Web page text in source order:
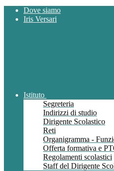
Dove siamo
Iris Versari
Istituto
Segreteria
Indirizzi di studio
Dirigente Scolastico
Reti
Organigramma -
Offerta formativa e
Regolamenti scolastici
Staff del Dirigente